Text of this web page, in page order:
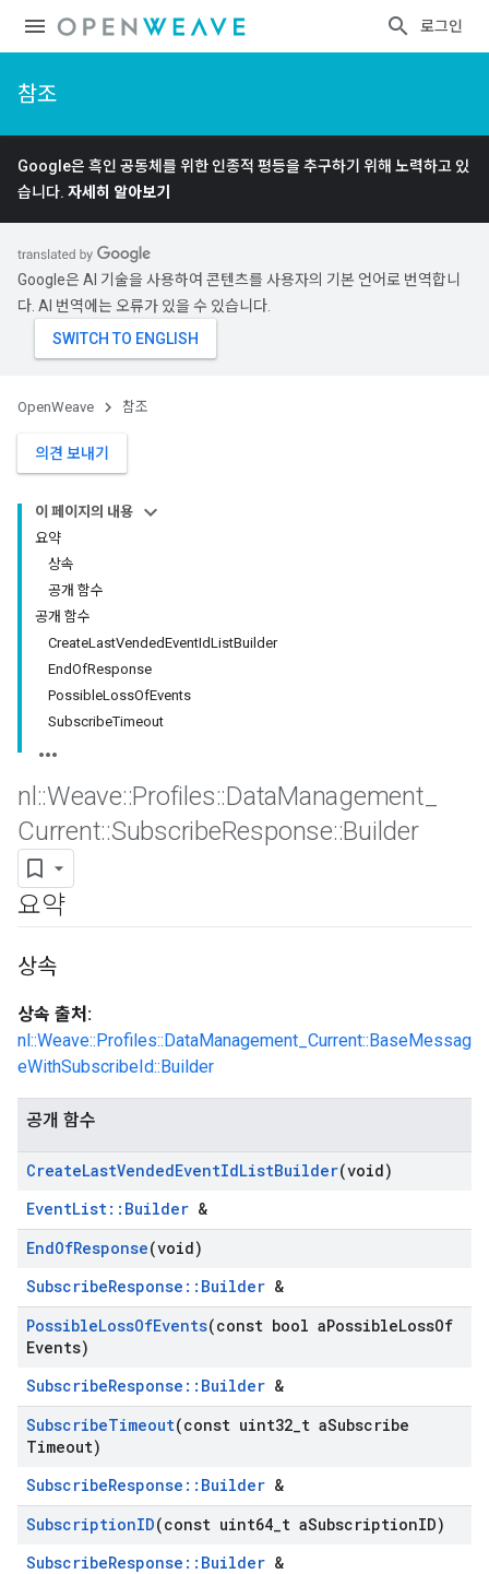
로그인
참조
Google은 흑인 공동체를 위한 인종적 평등을 추구하기 위해 노력하고 있
습니다. 자세히 알아보기
Google은 AI 기술을 사용하여 콘텐츠를 사용자의 기본 언어로 번역합니
다. AI 번역에는 오류가 있을 수 있습니다.
OpenWeave 참조
의견 보내기
이 페이지의 내용
요약
상속
공개 함수
공개 함수
CreateLastVendedEventIdListBuilder
EndOfResponse
PossibleLossOfEvents
SubscribeTimeout
nl ::Weave::Profiles::DataManagement
Current::SubscribeResponse::Builder
요약
상속
상속 출처:
nl::Weave::Profiles::DataManagement_Current::BaseMessag
eWithSubscribeId::Builder
공개 함수
CreateLastVendedEventIdListBuilder(void)
EventList::Builder &
EndOfResponse(void)
SubscribeResponse::Builder &
PossibleLossOfEvents(const bool aPossibleLossOf
Events)
SubscribeResponse::Builder &
SubscribeTimeout(const uint32 t aSubscribe
Timeout)
SubscribeResponse::Builder &
SubscriptionID(const uint64 t aSubscriptionID)
SubscribeResponse::Builder &